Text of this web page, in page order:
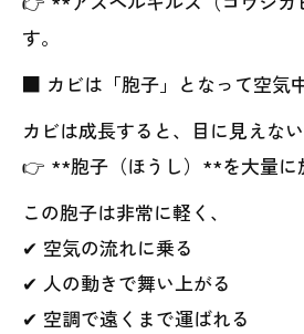
す。
■ カビは「胞子」となって空気
カビは成長すると、目に見えな
👉 **胞子（ほうし）**を大量に
この胞子は非常に軽く、
✔ 空気の流れに乗る
✔ 人の動きで舞い上がる
✔ 空調で遠くまで運ばれる